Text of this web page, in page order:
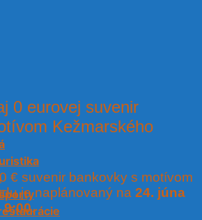
0 eurovej suvenir
Kežmarského
€ suvenir bankovky s motívom
je naplánovaný na 24. júna
9:00.